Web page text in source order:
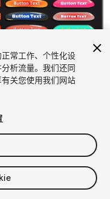
常工作、个性化设
析流量。我们还同
关您使用我们网站